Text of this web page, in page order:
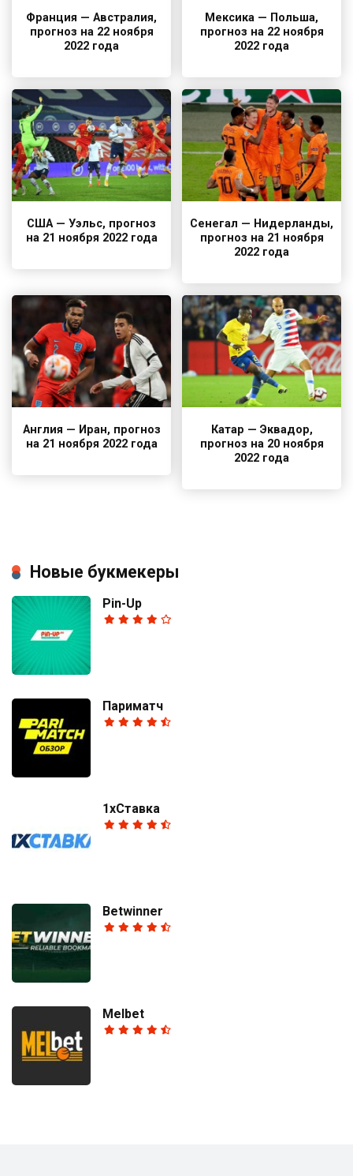
Франция — Австралия,
прогноз на 22 ноября
2022 года
Мексика — Польша,
прогноз на 22 ноября
2022 года
США — Уэльс, прогноз
на 21 ноября 2022 года
Сенегал — Нидерланды,
прогноз на 21 ноября
2022 года
Англия — Иран, прогноз
на 21 ноября 2022 года
Катар — Эквадор,
прогноз на 20 ноября
2022 года
Новые букмекеры
Pin-Up
Париматч
1хСтавка
Betwinner
Melbet